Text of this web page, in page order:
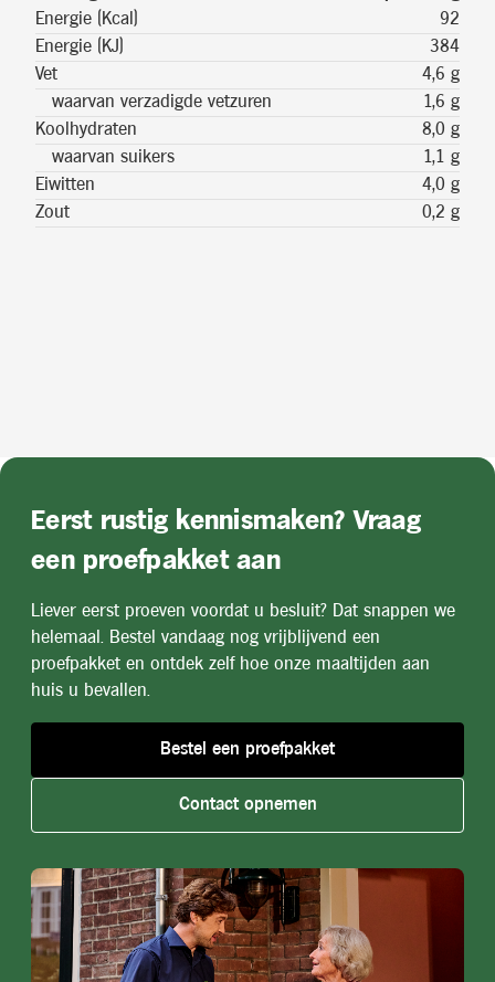
Energie (Kcal)
92
Energie (KJ)
384
Vet
4,6 g
waarvan verzadigde vetzuren
1,6 g
Koolhydraten
8,0 g
waarvan suikers
1,1 g
Eiwitten
4,0 g
Zout
0,2 g
Eerst rustig kennismaken? Vraag
een proefpakket aan
Liever eerst proeven voordat u besluit? Dat snappen we
helemaal. Bestel vandaag nog vrijblijvend een
proefpakket en ontdek zelf hoe onze maaltijden aan
huis u bevallen.
Bestel een proefpakket
Contact opnemen